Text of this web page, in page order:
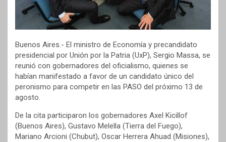
Buenos Aires.- El ministro de Economía y precandidato
presidencial por Unión por la Patria (UxP), Sergio Massa, se
reunió con gobernadores del oficialismo, quienes se
habían manifestado a favor de un candidato único del
peronismo para competir en las PASO del próximo 13 de
agosto.
De la cita participaron los gobernadores Axel Kicillof
(Buenos Aires), Gustavo Melella (Tierra del Fuego),
Mariano Arcioni (Chubut), Oscar Herrera Ahuad (Misiones),